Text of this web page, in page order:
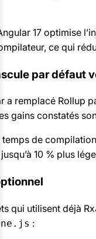
17 optimise
ce qui
par défaut
a remplacé Rollup
gains constatés
temps de
10 % plus
qui utilisent déjà
: